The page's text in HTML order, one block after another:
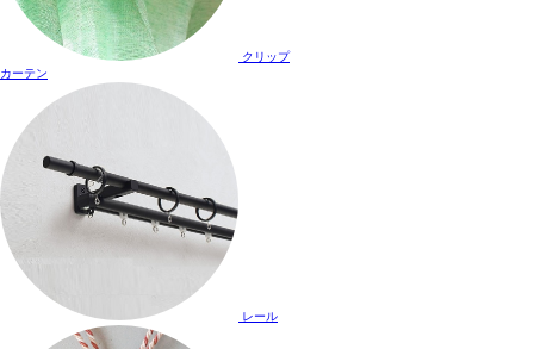
クリップ
カーテン
レール